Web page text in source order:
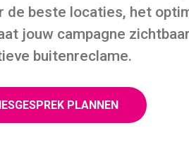
beste locaties, het
jouw campagne
buitenreclame.
PLANNEN